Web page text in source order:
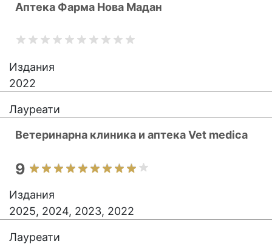
Аптека Фарма Нова Мадан
Издания
2022
Лауреати
Ветеринарна клиника и аптека Vet medica
9
Издания
2025, 2024, 2023, 2022
Лауреати